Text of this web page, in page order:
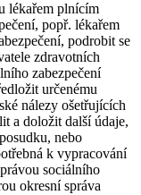
lékařem plnícím
popř. lékařem
podrobit se
zdravotních
zabezpečení
určenému
nálezy ošetřujících
a doložit další údaje,
nebo
k vypracování
sociálního
okresní správa